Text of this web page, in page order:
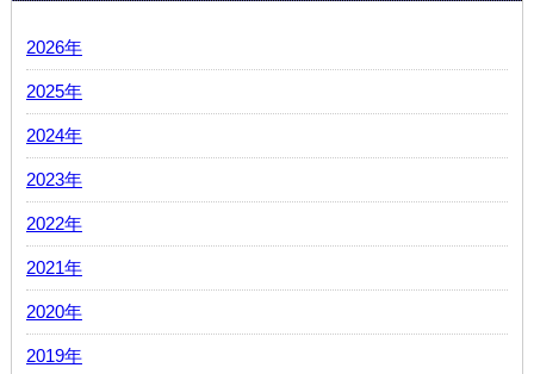
2026年
2025年
2024年
2023年
2022年
2021年
2020年
2019年